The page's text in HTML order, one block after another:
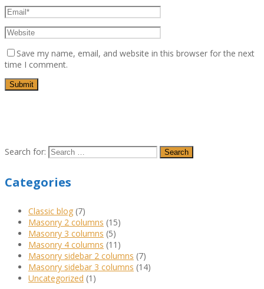
Save my name, email, and website in this browser for the next
time I comment.
Search for:
Categories
Classic blog (7)
Masonry 2 columns (15)
Masonry 3 columns (5)
Masonry 4 columns (11)
Masonry sidebar 2 columns (7)
Masonry sidebar 3 columns (14)
Uncategorized (1)